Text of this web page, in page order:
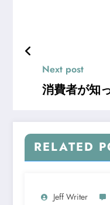
Next post
消費者が知
RELATED
Jeff Writer